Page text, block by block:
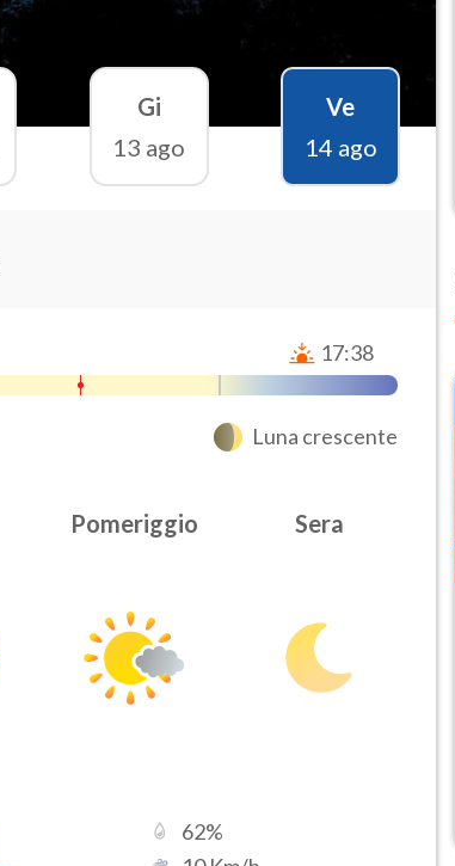
Gi
13 ago
Ve
14 ago
17:38
Luna crescente
Pomeriggio Sera
62%